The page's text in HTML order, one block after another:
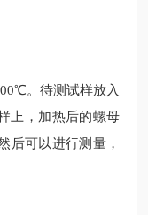
。待测试样放入
上，加热后的螺母
后可以进行测量，